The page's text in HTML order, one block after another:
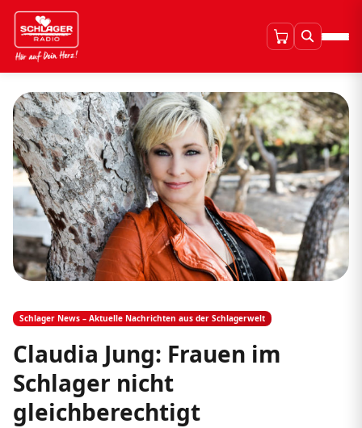
Schlager News – Aktuelle Nachrichten aus der Schlagerwelt
Claudia Jung: Frauen im
Schlager nicht
gleichberechtigt